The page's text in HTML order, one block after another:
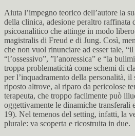
Aiuta l’impegno teorico dell’autore la
della clinica, adesione peraltro raffinata
psicoanalitico che attinge in modo
magistralis di Freud e di Jung. Così,
che non vuol rinunciare ad esser tale,
“l’ossessivo”, ”l’anoressica” e “la
troppa problematicità come schemi di
per l’inquadramento della personalità, il
riposto altrove, al riparo da pericolose
terapeuta, che troppo facilmente può
oggettivamente le dinamiche transferali
19). Nel temenos del setting, infatti, la
plurale: va scoperta e ricostruita in due.